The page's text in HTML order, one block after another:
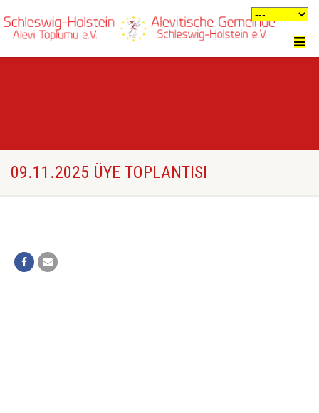
09.11.2025 ÜYE TOPLANTISI